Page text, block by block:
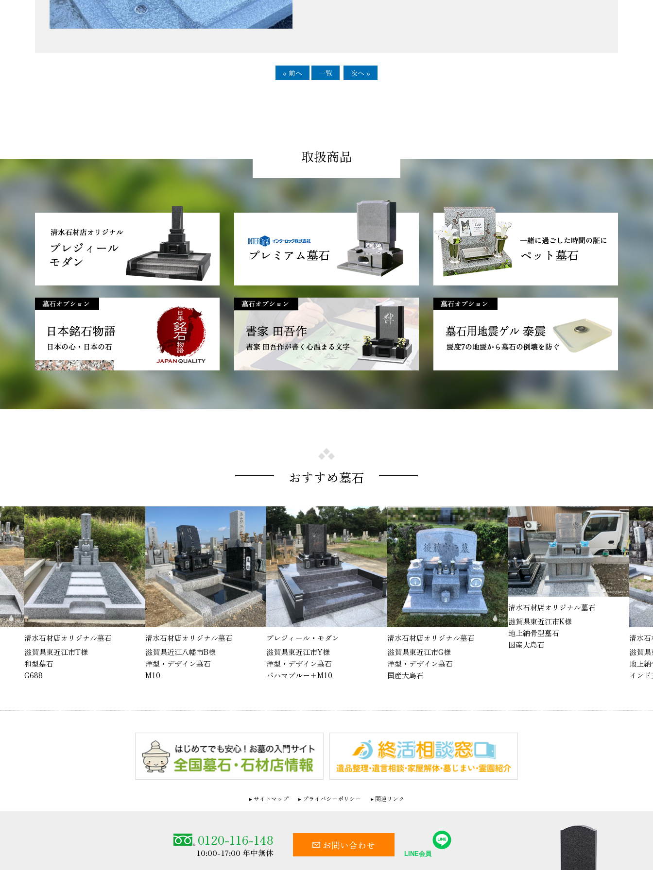
« 前へ 一覧 次へ »
取扱商品
おすすめ墓石
ナル墓石
清水石材店オリジナル墓石
滋賀県近江八幡市B様
プレジィール・モダン
滋賀県東近江市Y様
洋型・デザイン墓石
清水石材店オリジナル墓石
滋賀県東近江市G様
洋型・デザイン墓石
国産大島石
清水石材店オリジナル墓石
滋賀県東近江市K様
地上納骨型墓石
国産大島石
清水石材店オリジナル墓石
サイトマップ プライバシーポリシー 関連リンク
0120-116-148
10:00-17:00 年中無休
お問い合わせ